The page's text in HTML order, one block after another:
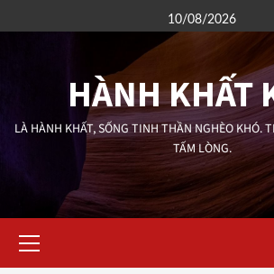
to
10/08/2026
HÀNH KHẤT
LÀ HÀNH KHẤT, SỐNG TINH THẦN NGHÈO KHÓ.
TẤM LÒNG.
Menu